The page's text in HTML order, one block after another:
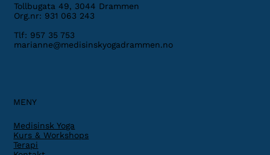
Tollbugata 49, 3044 Drammen
Org.nr: 931 063 243
Tlf: 957 35 753
marianne@medisinskyogadrammen.no
MENY
Medisinsk Yoga
Kurs & Workshops
Terapi